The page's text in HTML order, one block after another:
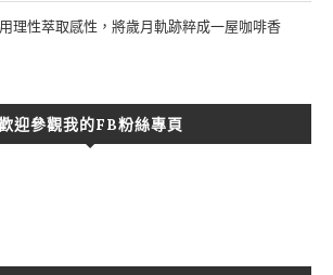
理性萃取感性，將歲月軌跡粹成一屋咖啡香
迎參觀我的FB粉絲專頁